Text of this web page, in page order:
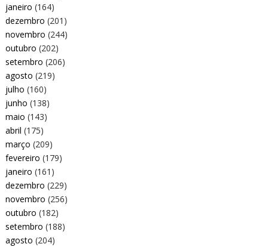
janeiro (164)
dezembro (201)
novembro (244)
outubro (202)
setembro (206)
agosto (219)
julho (160)
junho (138)
maio (143)
abril (175)
março (209)
fevereiro (179)
janeiro (161)
dezembro (229)
novembro (256)
outubro (182)
setembro (188)
agosto (204)